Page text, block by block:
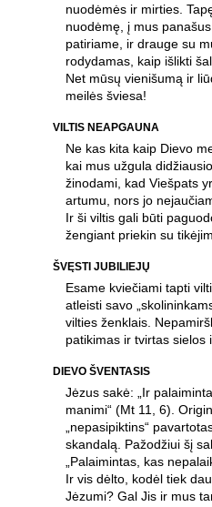
nuodėmės ir mirties.
nuodėmę, į mus
patiriame, ir drauge su
rodydamas, kaip išlikti
Net mūsų vienišumą ir
meilės šviesa!
VILTIS NEAPGAUNA
Ne kas kita kaip Dievo
kai mus užgula
žinodami, kad Viešpats
artumu, nors jo
Ir ši viltis gali būti
žengiant priekin su
ŠVĘSTI JUBILIEJŲ
Esame kviečiami tapti
atleisti savo
vilties ženklais.
patikimas ir tvirtas sielos
DIEVO ŠVENTASIS
Jėzus sakė: „Ir
manimi“ (Mt 11, 6).
„nepasipiktins“
skandalą. Pažodžiui šį
„Palaimintas, kas
Ir vis dėlto, kodėl tiek
Jėzumi? Gal Jis ir mus